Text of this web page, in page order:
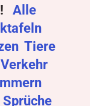
Alle
Tiere
Sprüche